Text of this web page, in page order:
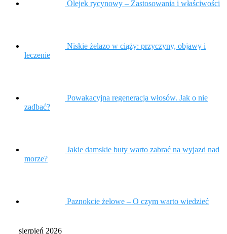
Olejek rycynowy – Zastosowania i właściwości
Niskie żelazo w ciąży: przyczyny, objawy i
leczenie
Powakacyjna regeneracja włosów. Jak o nie
zadbać?
Jakie damskie buty warto zabrać na wyjazd nad
morze?
Paznokcie żelowe – O czym warto wiedzieć
sierpień 2026